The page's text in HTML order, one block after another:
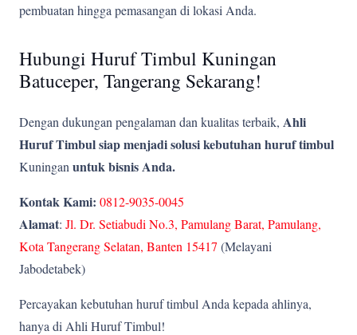
pembuatan hingga pemasangan di lokasi Anda.
Hubungi Huruf Timbul Kuningan
Batuceper, Tangerang Sekarang!
Dengan dukungan pengalaman dan kualitas terbaik, Ahli
Huruf Timbul siap menjadi solusi kebutuhan huruf timbul
Kuningan untuk bisnis Anda.
Kontak Kami: 0812-9035-0045
Alamat: Jl. Dr. Setiabudi No.3, Pamulang Barat, Pamulang,
Kota Tangerang Selatan, Banten 15417 (Melayani
Jabodetabek)
Percayakan kebutuhan huruf timbul Anda kepada ahlinya,
hanya di Ahli Huruf Timbul!